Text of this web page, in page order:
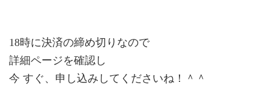
18時に決済の締め切りなので
詳細ページを確認し
今 すぐ、申し込みしてくださいね！＾＾